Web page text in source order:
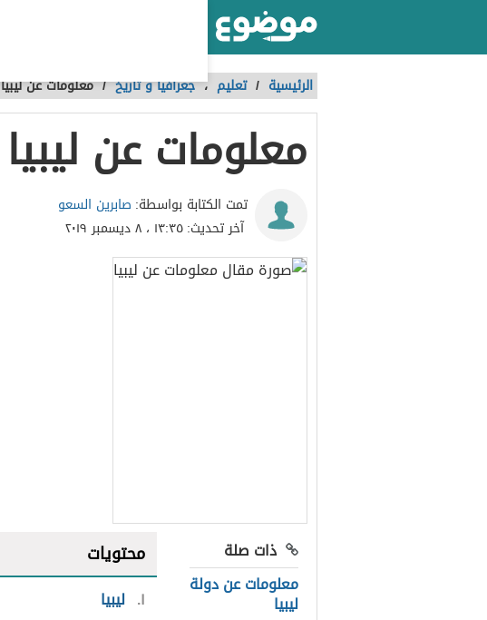
الرئيسية / تعليم ،جغرافيا و تاريخ /معلومات عن ليبيا
معلومات عن ليبيا
تمت الكتابة بواسطة: صابرين السعو
آخر تحديث:١٣:٣٥ ، ٨ ديسمبر ٢٠١٩
ذات صلة
معلومات عن دولة
ليبيا
محتويات
١ ليبيا